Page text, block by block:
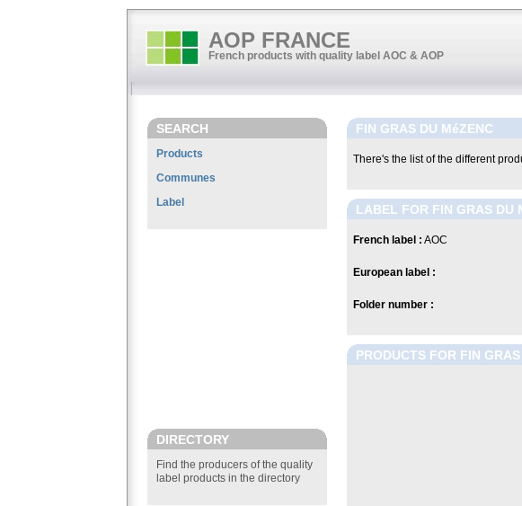
AOP FRANCE
French products with quality label AOC & AOP
SEARCH
Products
Communes
Label
DIRECTORY
Find the producers of the quality
label products in the directory
FIN GRAS DU MéZENC
There's the list of the different
LABEL FOR FIN GRAS DU
French label : AOC
European label :
Folder number :
PRODUCTS FOR FIN